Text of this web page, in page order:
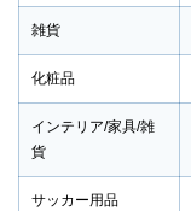
雑貨
化粧品
インテリア/家具/雑
貨
サッカー用品